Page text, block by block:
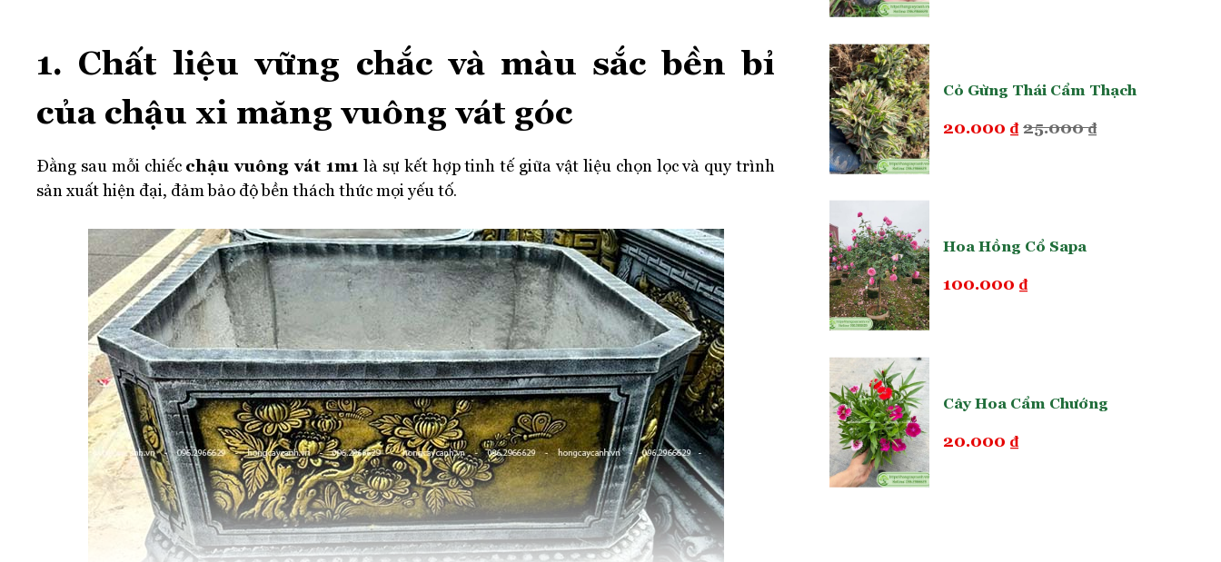
1. Chất liệu vững chắc và màu sắc bền bỉ
của chậu xi măng vuông vát góc
Đằng sau mỗi chiếc chậu vuông vát 1m1 là sự kết hợp tinh tế giữa vật liệu chọn lọc và quy trình
sản xuất hiện đại, đảm bảo độ bền thách thức mọi yếu tố.
Cỏ Gừng Thái Cẩm Thạch
20.000₫ 25.000₫
Hoa Hồng Cổ Sapa
100.000₫
Cây Hoa Cẩm Chướng
20.000₫